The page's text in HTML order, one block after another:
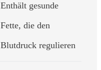
Enthält gesunde
Fette, die den
Blutdruck regulieren